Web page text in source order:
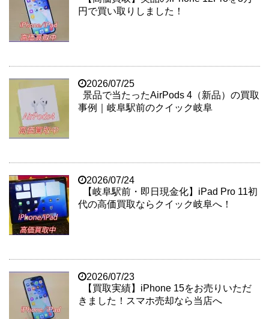
円で買い取りしました！
2026/07/25
景品で当たったAirPods 4（新品）の買取
事例｜岐阜駅前のクイック岐阜
2026/07/24
【岐阜駅前・即日現金化】iPad Pro 11初
代の高価買取ならクイック岐阜へ！
2026/07/23
【買取実績】iPhone 15をお売りいただ
きました！スマホ売却なら当店へ